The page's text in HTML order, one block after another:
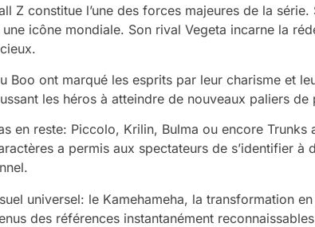
Z constitue l’une des forces majeures de la
icône mondiale. Son rival Vegeta incarne la
Boo ont marqué les esprits par leur charisme et
les héros à atteindre de nouveaux paliers de
en reste: Piccolo, Krilin, Bulma ou encore
a permis aux spectateurs de s’identifier à
universel: le Kamehameha, la transformation
des références instantanément